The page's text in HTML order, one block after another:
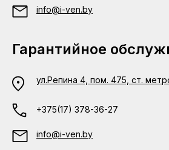
info@i-ven.by
Гарантийное
ул.Репина 4, пом. 475, ст.
+375(17) 378-36-27
info@i-ven.by